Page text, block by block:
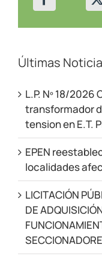
Últimas
L.P. Nº 18/2026
transformador
tension en E.T.
EPEN
localidades
LICITACIÓN
DE